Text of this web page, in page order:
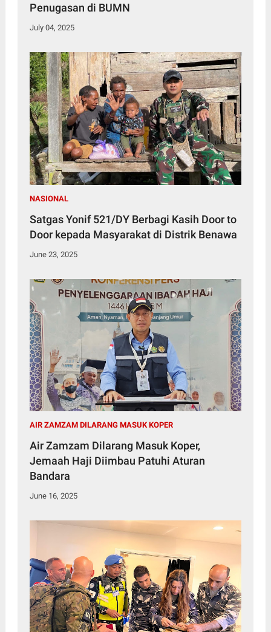
Penugasan di BUMN
July 04, 2025
NASIONAL
Satgas Yonif 521/DY Berbagi Kasih Door to
Door kepada Masyarakat di Distrik Benawa
June 23, 2025
AIR ZAMZAM DILARANG MASUK KOPER
Air Zamzam Dilarang Masuk Koper,
Jemaah Haji Diimbau Patuhi Aturan
Bandara
June 16, 2025